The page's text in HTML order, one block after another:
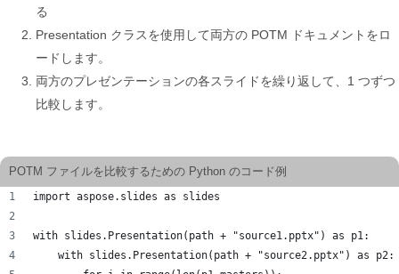
る
Presentation クラスを使用して両方の POTM ドキュメントをロ
ードします。
両方のプレゼンテーションの各スライドを繰り返して、1 つずつ
比較します。
POTM ファイルを比較するための Python のコード例
import aspose.slides as slides
with slides.Presentation(path + "source1.pptx") as p1:
    with slides.Presentation(path + "source2.pptx") as p2: